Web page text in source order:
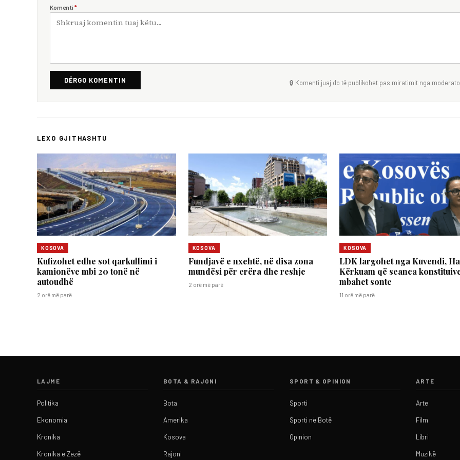
Komenti *
DËRGO KOMENTIN 🔒 Komenti juaj do të publikohet pas miratimit nga
LEXO GJITHASHTU
KOSOVA
Kufizohet edhe sot qarkullimi i
kamionëve mbi 20 tonë në
autoudhë
2 orë më parë
KOSOVA
Fundjavë e nxehtë, në disa zona
mundësi për erëra dhe reshje
2 orë më parë
KOSOVA
LDK largohet nga Kuvendi,
Kërkuam që seanca
mbahet sonte
11 orë më parë
LAJME
Politika
Ekonomia
Kronika
Kronika e Zezë
BOTA & RAJONI
Bota
Amerika
Kosova
Rajoni
SPORT & OPINION
Sporti
Sporti në Botë
Opinion
ARTE
Arte
Film
Libri
Muzikë